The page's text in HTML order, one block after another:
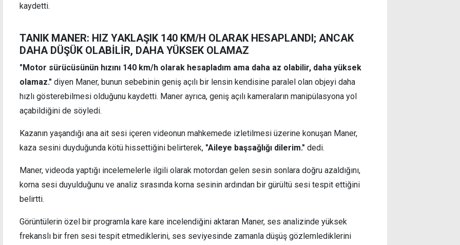
kaydetti.
TANIK MANER: HIZ YAKLAŞIK 140 KM/H OLARAK HESAPLANDI; ANCAK
DAHA DÜŞÜK OLABİLİR, DAHA YÜKSEK OLAMAZ
"Motor sürücüsünün hızını 140 km/h olarak hesapladım ama daha az olabilir, daha yüksek
olamaz." diyen Maner, bunun sebebinin geniş açılı bir lensin kendisine paralel olan objeyi daha
hızlı gösterebilmesi olduğunu kaydetti. Maner ayrıca, geniş açılı kameraların manipülasyona yol
açabildiğini de söyledi.
Kazanın yaşandığı ana ait sesi içeren videonun mahkemede izletilmesi üzerine konuşan Maner,
kaza sesini duyduğunda kötü hissettiğini belirterek, "Aileye başsağlığı dilerim." dedi.
Maner, videoda yaptığı incelemelerle ilgili olarak motordan gelen sesin sonlara doğru azaldığını,
korna sesi duyulduğunu ve analiz sırasında korna sesinin ardından bir gürültü sesi tespit ettiğini
belirtti.
Görüntülerin özel bir programla kare kare incelendiğini aktaran Maner, ses analizinde yüksek
frekanslı bir fren sesi tespit etmediklerini, ses seviyesinde zamanla düşüş gözlemlediklerini